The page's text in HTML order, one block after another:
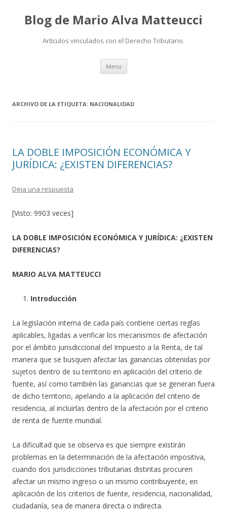
Blog de Mario Alva Matteucci
Artículos vinculados con el Derecho Tributario.
Menú Ir
contenido
ARCHIVO DE LA ETIQUETA: NACIONALIDAD
LA DOBLE IMPOSICIÓN ECONÓMICA Y
JURÍDICA: ¿EXISTEN DIFERENCIAS?
Deja una respuesta
[Visto: 9903 veces]
LA DOBLE IMPOSICIÓN ECONÓMICA Y JURÍDICA: ¿EXISTEN
DIFERENCIAS?
MARIO ALVA MATTEUCCI
Introducción
La legislación interna de cada país contiene ciertas reglas
aplicables, ligadas a verificar los mecanismos de afectación
por el ámbito jurisdiccional del Impuesto a la Renta, de tal
manera que se busquen afectar las ganancias obtenidas por
sujetos dentro de su territorio en aplicación del criterio de
fuente, así como también las ganancias que se generan fuera
de dicho territorio, apelando a la aplicación del criterio de
residencia, al incluirlas dentro de la afectación por el criterio
de renta de fuente mundial.
La dificultad que se observa es que siempre existirán
problemas en la determinación de la afectación impositiva,
cuando dos jurisdicciones tributarias distintas procuren
afectar un mismo ingreso o un mismo contribuyente, en
aplicación de los criterios de fuente, residencia, nacionalidad,
ciudadanía, sea de manera directa o indirecta.